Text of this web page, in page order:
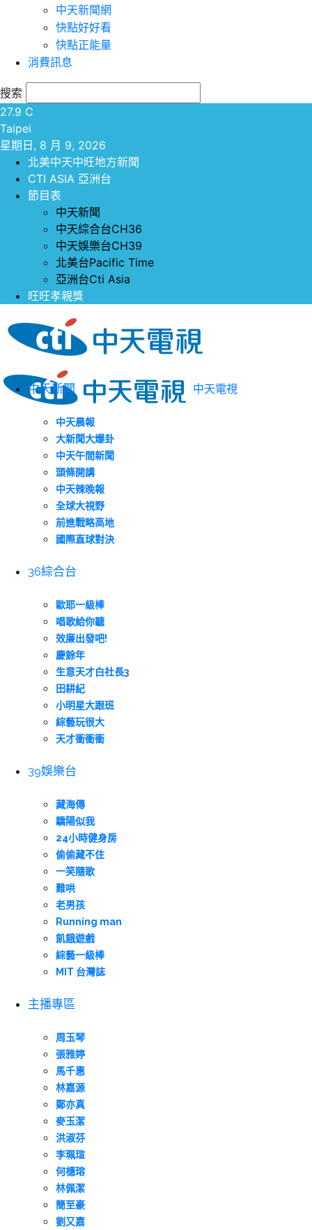
中天新聞網
快點好好看
快點正能量
消費訊息
搜索
27.9 C
Taipei
星期日, 8 月 9, 2026
北美中天中旺地方新聞
CTI ASIA 亞洲台
節目表
中天新聞
中天綜合台CH36
中天娛樂台CH39
北美台Pacific Time
亞洲台Cti Asia
旺旺孝親獎
中天電視
中天新聞
中天晨報
大新聞大爆卦
中天午間新聞
頭條開講
中天辣晚報
全球大視野
前進戰略高地
國際直球對決
36綜合台
歐耶一級棒
唱歌給你聽
效廉出發吧!
慶餘年
生意天才白社長3
田耕紀
小明星大跟班
綜藝玩很大
天才衝衝衝
39娛樂台
藏海傳
驕陽似我
24小時健身房
偷偷藏不住
一笑隨歌
難哄
老男孩
Running man
飢餓遊戲
綜藝一級棒
MIT 台灣誌
主播專區
周玉琴
張雅婷
馬千惠
林嘉源
鄭亦真
麥玉潔
洪淑芬
李珮瑄
何橞瑢
林佩潔
簡至豪
劉又嘉